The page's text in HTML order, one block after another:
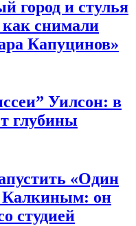
город и стулья
как снимали
Капуцинов»
Уилсон: в
глубины
«Один
Калкиным: он
студией